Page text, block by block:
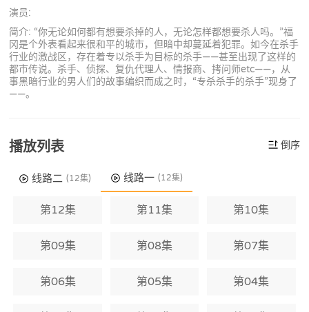
演员:
简介: “你无论如何都有想要杀掉的人，无论怎样都想要杀人吗。”福
冈是个外表看起来很和平的城市，但暗中却蔓延着犯罪。如今在杀手
行业的激战区，存在着专以杀手为目标的杀手——甚至出现了这样的
都市传说。杀手、侦探、复仇代理人、情报商、拷问师etc——，从
事黑暗行业的男人们的故事编织而成之时，“专杀杀手的杀手”现身了
——。
播放列表 倒序
线路二 (12集) 线路一 (12集)
第12集 第11集 第10集
第09集 第08集 第07集
第06集 第05集 第04集